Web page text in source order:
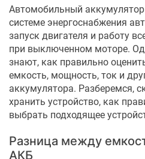
Автомобильный
системе энергоснабжения
запуск двигателя и работу
при выключенном моторе.
знают, как правильно
емкость, мощность, ток и
аккумулятора. Разберемся,
хранить устройство, как
выбрать подходящее
Разница между
АКБ